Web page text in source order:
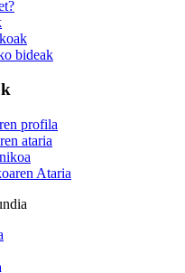
bideak
profila
ataria
Ataria